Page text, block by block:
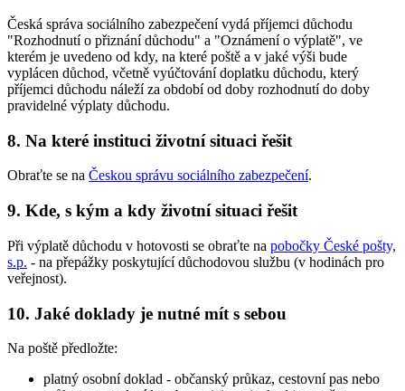
Česká správa sociálního zabezpečení vydá příjemci důchodu
"Rozhodnutí o přiznání důchodu" a "Oznámení o výplatě", ve
kterém je uvedeno od kdy, na které poště a v jaké výši bude
vyplácen důchod, včetně vyúčtování doplatku důchodu, který
příjemci důchodu náleží za období od doby rozhodnutí do doby
pravidelné výplaty důchodu.
8. Na které instituci životní situaci řešit
Obraťte se na Českou správu sociálního zabezpečení.
9. Kde, s kým a kdy životní situaci řešit
Při výplatě důchodu v hotovosti se obraťte na pobočky České pošty,
s.p. - na přepážky poskytující důchodovou službu (v hodinách pro
veřejnost).
10. Jaké doklady je nutné mít s sebou
Na poště předložte:
platný osobní doklad - občanský průkaz, cestovní pas nebo